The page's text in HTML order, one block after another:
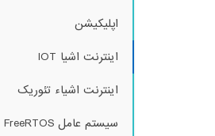
اپلیکیشن
اینترنت اشیا IOT
اینترنت اشیاء تئوریک
سیستم عامل FreeRTOS